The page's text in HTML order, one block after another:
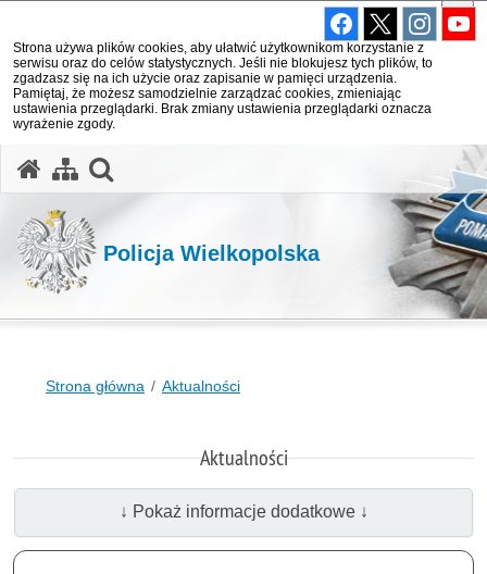
Strona używa plików cookies, aby ułatwić użytkownikom korzystanie z
serwisu oraz do celów statystycznych. Jeśli nie blokujesz tych plików, to
zgadzasz się na ich użycie oraz zapisanie w pamięci urządzenia.
Pamiętaj, że możesz samodzielnie zarządzać cookies, zmieniając
ustawienia przeglądarki. Brak zmiany ustawienia przeglądarki oznacza
wyrażenie zgody.
Policja Wielkopolska
Strona główna Aktualności
Aktualności
↓ Pokaż informacje dodatkowe ↓